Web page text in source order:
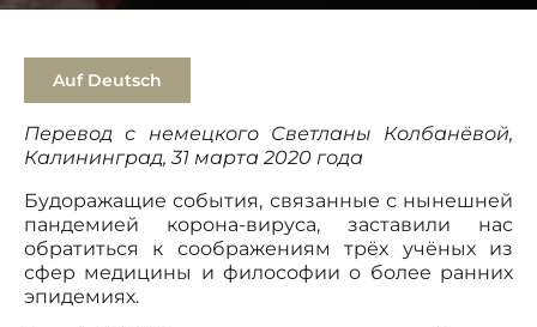
Auf Deutsch
Перевод с немецкого Светланы Колбанёвой,
Калининград, 31 марта 2020 года
Будоражащие события, связанные с нынешней
пандемией корона-вируса, заставили нас
обратиться к соображениям трёх учёных из
сфер медицины и философии о более ранних
эпидемиях.